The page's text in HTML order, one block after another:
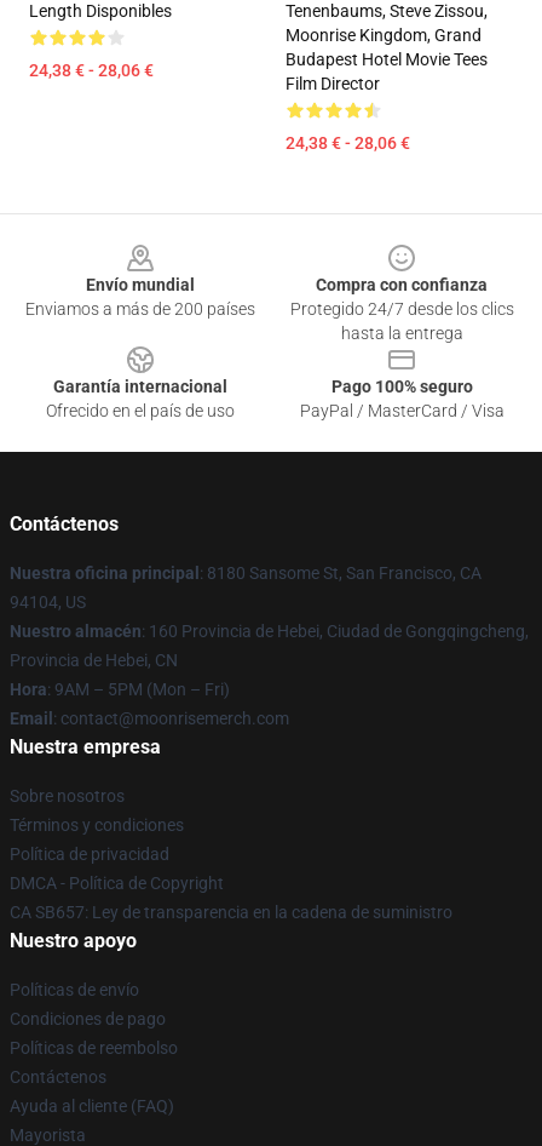
Length Disponibles
24,38 € - 28,06 €
Tenenbaums, Steve Zissou,
Moonrise Kingdom, Grand
Budapest Hotel Movie Tees
Film Director
24,38 € - 28,06 €
Envío mundial
Enviamos a más de 200 países
Compra con confianza
Protegido 24/7 desde los clics
hasta la entrega
Garantía internacional
Ofrecido en el país de uso
Pago 100% seguro
PayPal / MasterCard / Visa
Contáctenos
Nuestra oficina principal : 8180 Sansome St, San Francisco, CA
94104, US
Nuestro almacén: 160 Provincia de Hebei, Ciudad de Gongqingcheng,
Provincia de Hebei, CN
Hora: 9AM – 5PM (Mon – Fri)
Email : contact@moonrisemerch.com
Nuestra empresa
Sobre nosotros
Términos y condiciones
Política de privacidad
DMCA - Política de Copyright
CA SB657: Ley de transparencia en la cadena de suministro
Nuestro apoyo
Políticas de envío
Condiciones de pago
Políticas de reembolso
Contáctenos
Ayuda al cliente (FAQ)
Mayorista